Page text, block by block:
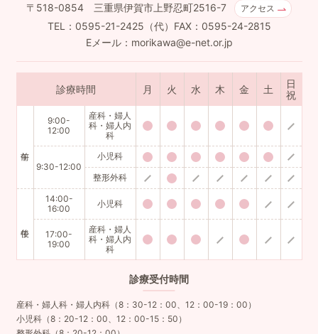
〒518-0854 三重県伊賀市上野忍町2516-7 アクセス
TEL：0595-21-2425（代）FAX：0595-24-2815
Eメール：morikawa@e-net.or.jp
診療時間 月 火 水 木 金 土
日
祝
9:00-
12:00
産科・婦人
科・婦人内
科
9:30-12:00
小児科
整形外科
14:00-
16:00
小児科
17:00-
19:00
産科・婦人
科・婦人内
科
診療受付時間
産科・婦人科・婦人内科（8：30-12：00、12：00-19：00）
小児科（8：20-12：00、12：00-15：50）